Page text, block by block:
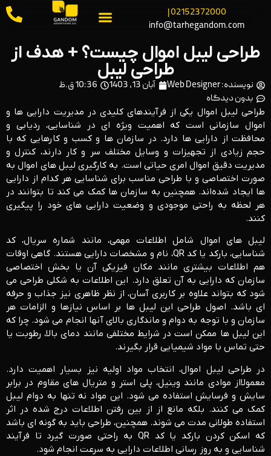
02152372000 |
info@tarhegandom.com
طراحی لیبل اموال چیست؟ + هدف از
طراحی لیبل
نویسنده: آبان 13, 1403
10:36 ق.ظ
بدون دیدگاه
طراحی لیبل اموال یکی از فرآیندهای کلیدی در مدیریت دارایی ‌ها و
اموال سازمانی است که اهمیت ویژه‌ ای در شناسایی، ردیابی و
محافظت از دارایی ‌ها دارد. در سازمان‌ ها و کسب‌ و کارهایی که با
حجم زیادی از تجهیزات و وسایل مختلف سر و کار دارند، کنترل و
مدیریت دقیق اموال امری حیاتی است. به‌ کارگیری لیبل‌ های اموال به
‌صورت اختصاصی و با طراحی مناسب برای شناسایی هر کدام از دارایی
‌ها ایجاد شده‌اند. همچنین به سازمان‌ ها کمک می ‌کند تا بتوانند در
هر لحظه به‌ راحتی موجودی و وضعیت دارایی ‌های خود را پیگیری
کنند.
لیبل ‌های اموال شامل اطلاعات مهمی، مانند شماره سریال، کد
شناسایی، بارکد یا کد QR، نام و مشخصات دارایی هستند. گاهی اوقات
هم اطلاعات بیشتری مانند مکان فیزیکی آن یا بخش اختصاصی
سازمان که دارایی به آن تعلق دارد. این اطلاعات به شکلی طراحی می
‌شود که بتواند علاوه بر کاربری آسان، از نظر ظاهری نیز جذاب و حرفه‌
ای باشد. اصول طراحی این لیبل‌ ها بر اساس نیازها و الزامات هر
سازمان و با توجه به دوام و ماندگاری بالای آنها انجام می ‌شود. چرا که
این لیبل ‌ها ممکن است در شرایط مختلفی مانند دمای بالا، رطوبت یا
حتی تماس با مواد شیمیایی قرار بگیرند.
در طراحی لیبل اموال، انتخاب مواد اولیه نیز بسیار اهمیت دارد.
معمولااز موادی مانند وینیل، پلی ‌استر و متریال‌ های مقاوم در برابر
سایش و فرسایش استفاده می ‌شود. این مواد نه تنها به دوام لیبل
کمک می ‌کنند. بلکه مانع از از بین رفتن اطلاعات درج شده در اثر
استفاده طولانی مدت می ‌شوند. همچنین، طراحی باید به گونه‌ ای باشد
که اسکن کردن بارکد یا کد QR به ‌راحتی صورت گیرد تا فرآیند
شناسایی و به ‌روز رسانی اطلاعات دارایی به سرعت انجام شود.